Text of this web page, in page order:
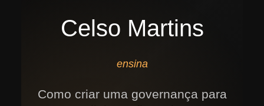
Celso Martins
ensina
Como criar uma governança para